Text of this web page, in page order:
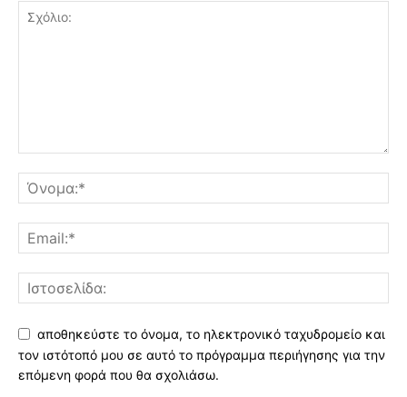
αποθηκεύστε το όνομα, το ηλεκτρονικό ταχυδρομείο και
τον ιστότοπό μου σε αυτό το πρόγραμμα περιήγησης για την
επόμενη φορά που θα σχολιάσω.